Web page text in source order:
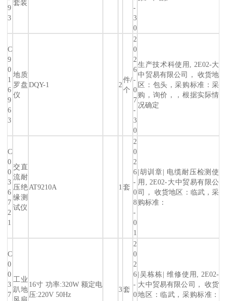
9
3
套装
-
3
0
C
9
0
1
6
9
6
3
地质
罗盘
仪
DQY-1 2
件/
个
2
0
2
6
-
0
7
-
3
0
生产技术科使用, 2E02-大
中贸易有限公司， 收货地
区：包头，采购标准：采
购，询价，，根据实际情
况确定
C
0
0
3
6
7
2
1
交直
流耐
压绝
缘测
试仪
AT9210A 1 套
2
0
2
6
-
0
8
-
0
1
|胡训章| 电缆耐压检测使
用, 2E02-大中贸易有限公
司， 收货地区：临武，采
购标准：
C
0
0
3
7
工业
趴地
16寸 功率:320W 额定电
压:220V 50Hz
3套
2
0
2
6
-
0
|吴栋栋| 维修使用, 2E02-
大中贸易有限公司， 收货
地区：临武，采购标准：